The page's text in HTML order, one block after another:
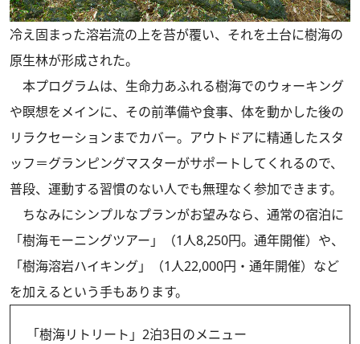
冷え固まった溶岩流の上を苔が覆い、それを土台に樹海の
原生林が形成された。
本プログラムは、生命力あふれる樹海でのウォーキング
や瞑想をメインに、その前準備や食事、体を動かした後の
リラクセーションまでカバー。アウトドアに精通したスタ
ッフ＝グランピングマスターがサポートしてくれるので、
普段、運動する習慣のない人でも無理なく参加できます。
ちなみにシンプルなプランがお望みなら、通常の宿泊に
「樹海モーニングツアー」（1人8,250円。通年開催）や、
「樹海溶岩ハイキング」（1人22,000円・通年開催）など
を加えるという手もあります。
「樹海リトリート」2泊3日のメニュー